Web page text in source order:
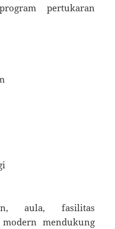
pertukaran
aula, fasilitas
mendukung